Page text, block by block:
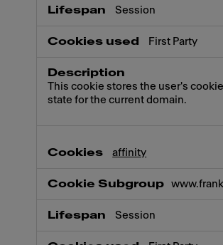
Session
First Party
This cookie stores the user's
state for the current domain.
affinity
Session